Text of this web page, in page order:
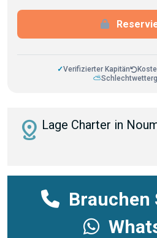
✓Verifizierter Kapitän
⛅
distance Lage Charter in
Brauchen